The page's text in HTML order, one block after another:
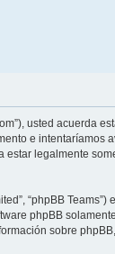
usted acuerda
e intentaríamos
legalmente
“phpBB
phpBB
sobre